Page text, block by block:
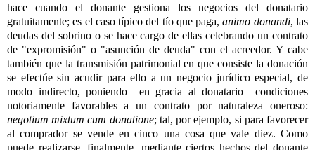
hace cuando el donante gestiona los negocios del donatario
gratuitamente; es el caso típico del tío que paga,animo donandi, las
deudas del sobrino o se hace cargo de ellas celebrando un contrato
de "expromisión" o "asunción de deuda" con el acreedor. Y cabe
también que la transmisión patrimonial en que consiste la donación
se efectúe sin acudir para ello a un negocio jurídico especial, de
modo indirecto, poniendo –en gracia al donatario– condiciones
notoriamente favorables a un contrato por naturaleza oneroso:
negotium mixtum cum donatione; tal, por ejemplo, si para favorecer
al comprador se vende en cinco una cosa que vale diez. Como
puede realizarse, finalmente, mediante ciertos hechos del donante